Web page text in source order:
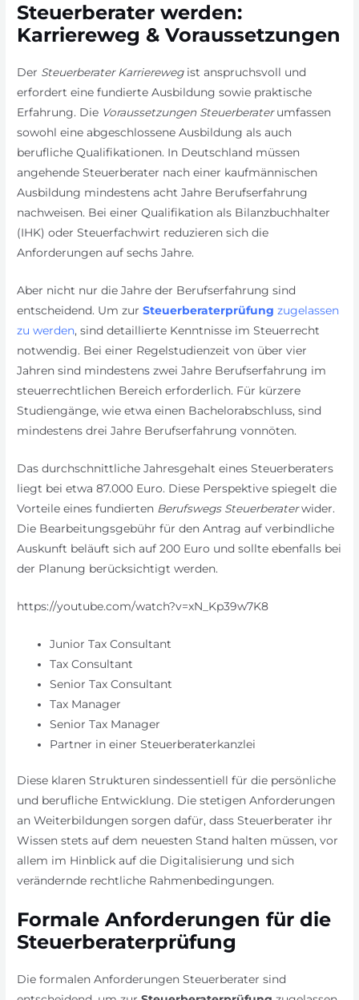
Steuerberater werden:
Karriereweg & Voraussetzungen
Der Steuerberater Karrierewegist anspruchsvoll und
erfordert eine fundierte Ausbildung sowie praktische
Erfahrung. Die Voraussetzungen Steuerberaterumfassen
sowohl eine abgeschlossene Ausbildung als auch
berufliche Qualifikationen. In Deutschland müssen
angehende Steuerberater nach einer kaufmännischen
Ausbildung mindestens acht Jahre Berufserfahrung
nachweisen. Bei einer Qualifikation als Bilanzbuchhalter
(IHK) oder Steuerfachwirt reduzieren sich die
Anforderungen auf sechs Jahre.
Aber nicht nur die Jahre der Berufserfahrung sind
entscheidend. Um zurSteuerberaterprüfung zugelassen
zu werden, sind detaillierte Kenntnisse im Steuerrecht
notwendig. Bei einer Regelstudienzeit von über vier
Jahren sind mindestens zwei Jahre Berufserfahrung im
steuerrechtlichen Bereich erforderlich. Für kürzere
Studiengänge, wie etwa einen Bachelorabschluss, sind
mindestens drei Jahre Berufserfahrung vonnöten.
Das durchschnittliche Jahresgehalt eines Steuerberaters
liegt bei etwa 87.000 Euro. Diese Perspektive spiegelt die
Vorteile eines fundierten Berufswegs Steuerberaterwider.
Die Bearbeitungsgebühr für den Antrag auf verbindliche
Auskunft beläuft sich auf 200 Euro und sollte ebenfalls bei
der Planung berücksichtigt werden.
https://youtube.com/watch?v=xN_Kp39w7K8
Junior Tax Consultant
Tax Consultant
Senior Tax Consultant
Tax Manager
Senior Tax Manager
Partner in einer Steuerberaterkanzlei
Diese klaren Strukturen sindessentiell für die persönliche
und berufliche Entwicklung. Die stetigen Anforderungen
an Weiterbildungen sorgen dafür, dass Steuerberater ihr
Wissen stets auf dem neuesten Stand halten müssen, vor
allem im Hinblick auf die Digitalisierung und sich
verändernde rechtliche Rahmenbedingungen.
Formale Anforderungen für die
Steuerberaterprüfung
Die formalen Anforderungen Steuerberater sind